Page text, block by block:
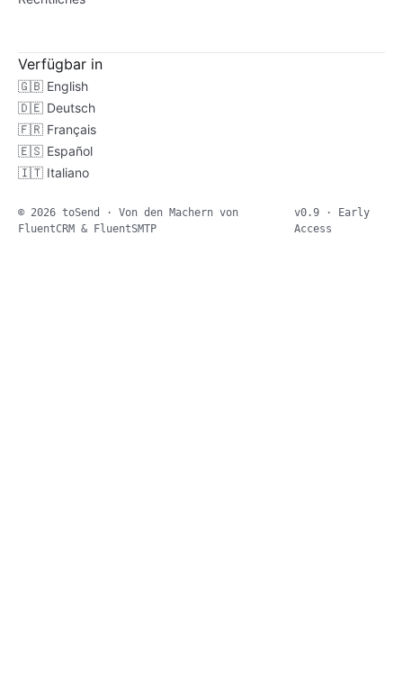
Verfügbar in
🇬🇧 English
🇩🇪 Deutsch
🇫🇷 Français
🇪🇸 Español
🇮🇹 Italiano
© 2026 toSend · Von den Machern von
FluentCRM & FluentSMTP
v0.9 · Early
Access